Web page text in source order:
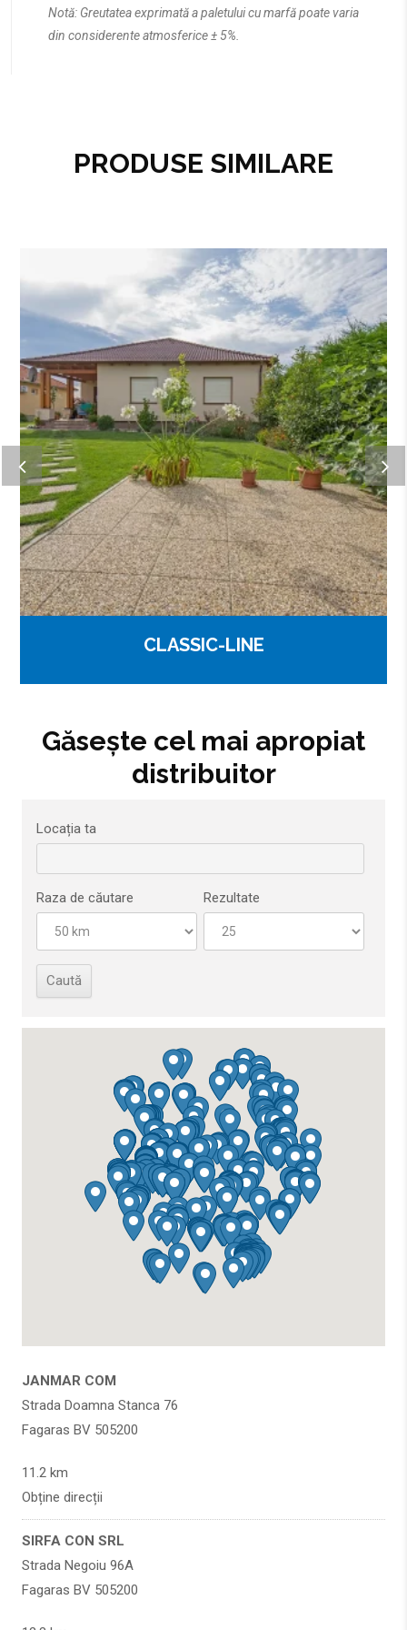
Notă: Greutatea exprimată a paletului cu marfă poate varia
din considerente atmosferice ± 5%.
PRODUSE SIMILARE
CLASSIC-LINE
Găsește cel mai apropiat
distribuitor
Locația ta
Raza de căutare Rezultate
JANMAR COM
Strada Doamna Stanca 76
Fagaras BV 505200
11.2 km
Obține direcții
SIRFA CON SRL
Strada Negoiu 96A
Fagaras BV 505200